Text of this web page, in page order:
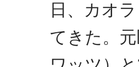
日、カオ
てきた。